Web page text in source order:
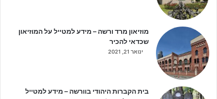
מוזיאון מרד ורשה – מידע למטייל על המוזיאון
שכדאי להכיר
ינואר 21, 2021
בית הקברות היהודי בוורשה – מידע למטייל